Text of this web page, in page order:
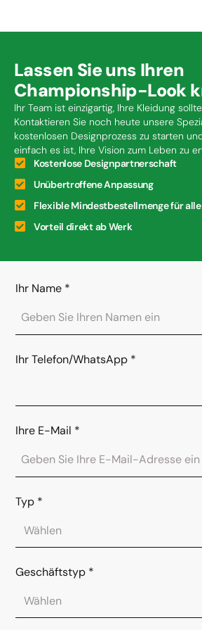
Lassen Sie uns Ihren
Championship-Look
Ihr Team ist einzigartig, Ihre Kleidung
Kontaktieren Sie noch heute unsere
kostenlosen Designprozess zu starten
einfach es ist, Ihre Vision zum Leben zu
Kostenlose Designpartnerschaft
Unübertroffene Anpassung
Flexible Mindestbestellmenge für alle
Vorteil direkt ab Werk
Ihr Name *
Ihr Telefon/WhatsApp *
Ihre E-Mail *
Typ *
Geschäftstyp *